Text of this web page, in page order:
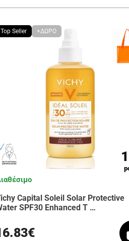
Top Seller +ΔΩΡΟ
Capital Soleil Solar Protective
SPF30 Enhanced T …